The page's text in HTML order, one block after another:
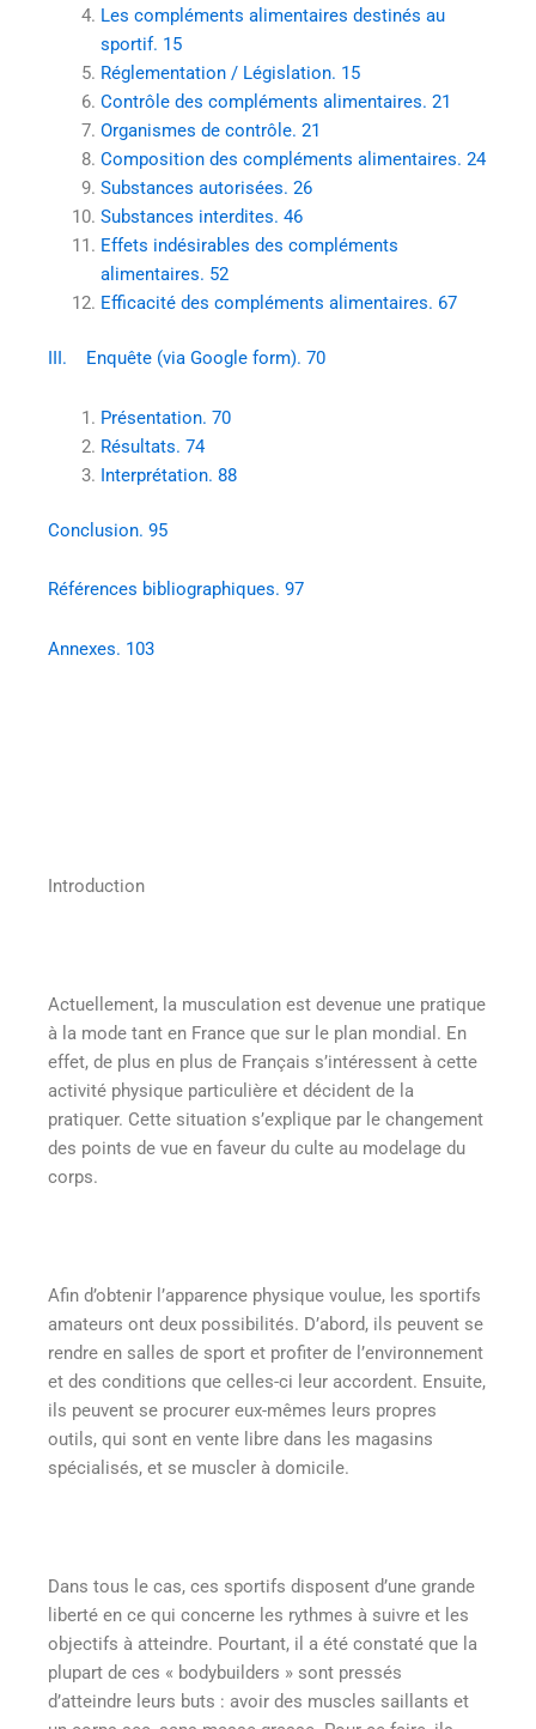
Les compléments alimentaires destinés au
sportif. 15
Réglementation / Législation. 15
Contrôle des compléments alimentaires. 21
Organismes de contrôle. 21
Composition des compléments alimentaires. 24
Substances autorisées. 26
Substances interdites. 46
Effets indésirables des compléments
alimentaires. 52
Efficacité des compléments alimentaires. 67
III. Enquête (via Google form). 70
Présentation. 70
Résultats. 74
Interprétation. 88
Conclusion. 95
Références bibliographiques. 97
Annexes. 103
Introduction
Actuellement, la musculation est devenue une pratique
à la mode tant en France que sur le plan mondial. En
effet, de plus en plus de Français s’intéressent à cette
activité physique particulière et décident de la
pratiquer. Cette situation s’explique par le changement
des points de vue en faveur du culte au modelage du
corps.
Afin d’obtenir l’apparence physique voulue, les sportifs
amateurs ont deux possibilités. D’abord, ils peuvent se
rendre en salles de sport et profiter de l’environnement
et des conditions que celles-ci leur accordent. Ensuite,
ils peuvent se procurer eux-mêmes leurs propres
outils, qui sont en vente libre dans les magasins
spécialisés, et se muscler à domicile.
Dans tous le cas, ces sportifs disposent d’une grande
liberté en ce qui concerne les rythmes à suivre et les
objectifs à atteindre. Pourtant, il a été constaté que la
plupart de ces « bodybuilders » sont pressés
d’atteindre leurs buts : avoir des muscles saillants et